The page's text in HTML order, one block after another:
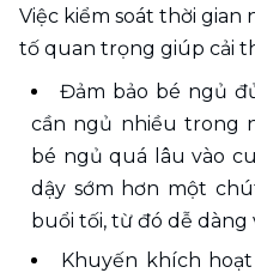
Việc kiểm soát thời gian
tố quan trọng giúp cải
Đảm bảo bé ngủ
cần ngủ nhiều trong
bé ngủ quá lâu vào
dậy sớm hơn một
buổi tối, từ đó dễ dàng
Khuyến khích